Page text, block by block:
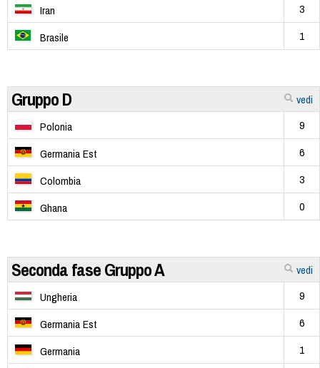
Iran
3
Brasile
1
vedi
Gruppo D
Polonia
9
Germania Est
6
Colombia
3
Ghana
0
vedi
Seconda fase Gruppo A
Ungheria
9
Germania Est
6
Germania
1